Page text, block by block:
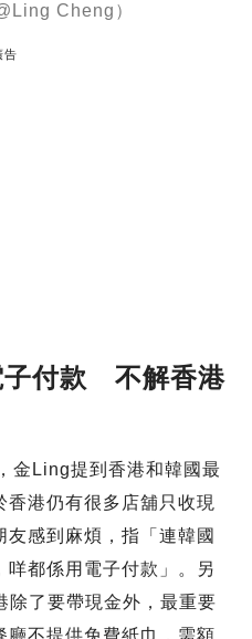
Cheng）
告
子付款 不解香港
金Ling提到香港和韓國最
香港仍有很多店舖只收現
感到麻煩，指「連韓國
咩都係用電子付款」。另
除了要帶現金外，最重要